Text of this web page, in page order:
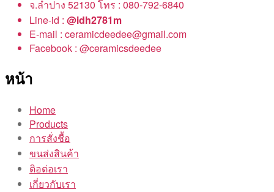
จ.ลำปาง 52130 โทร : 080-792-6840
Line-id : @idh2781m
E-mail : ceramicdeedee@gmail.com
Facebook : @ceramicsdeedee
หน้า
Home
Products
การสั่งชื้อ
ขนส่งสินค้า
ติอต่อเรา
เกี่ยวกับเรา